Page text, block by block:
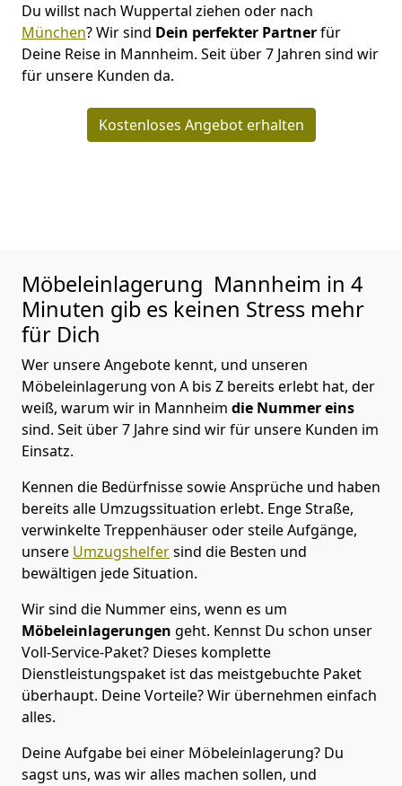
Du willst nach Wuppertal ziehen oder nach
München? Wir sind Dein perfekter Partnerfür
Deine Reise in Mannheim. Seit über 7 Jahren sind wir
für unsere Kunden da.
Kostenloses Angebot erhalten
Möbeleinlagerung Mannheim in 4
Minuten gib es keinen Stress mehr
für Dich
Wer unsere Angebote kennt, und unseren
Möbeleinlagerung von A bis Z bereits erlebt hat, der
weiß, warum wir in Mannheim die Nummer eins
sind. Seit über 7 Jahre sind wir für unsere Kunden im
Einsatz.
Kennen die Bedürfnisse sowie Ansprüche und haben
bereits alle Umzugssituation erlebt. Enge Straße,
verwinkelte Treppenhäuser oder steile Aufgänge,
unsere Umzugshelfersind die Besten und
bewältigen jede Situation.
Wir sind die Nummer eins, wenn es um
Möbeleinlagerungen geht. Kennst Du schon unser
Voll-Service-Paket? Dieses komplette
Dienstleistungspaket ist das meistgebuchte Paket
überhaupt. Deine Vorteile? Wir übernehmen einfach
alles.
Deine Aufgabe bei einer Möbeleinlagerung? Du
sagst uns, was wir alles machen sollen, und